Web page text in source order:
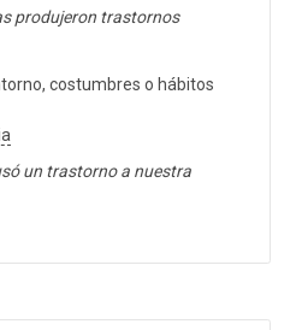
produjeron trastornos
costumbres o hábitos
un trastorno a nuestra